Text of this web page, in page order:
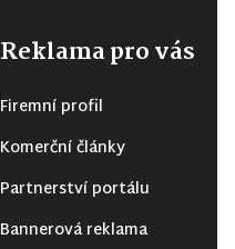
Reklama pro vás
Firemní profil
Komerční články
Partnerství portálu
Bannerová reklama